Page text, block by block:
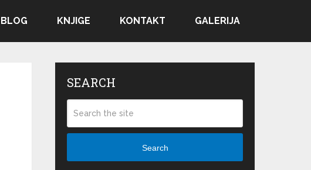
BLOG KNJIGE KONTAKT GALERIJA
SEARCH
Search